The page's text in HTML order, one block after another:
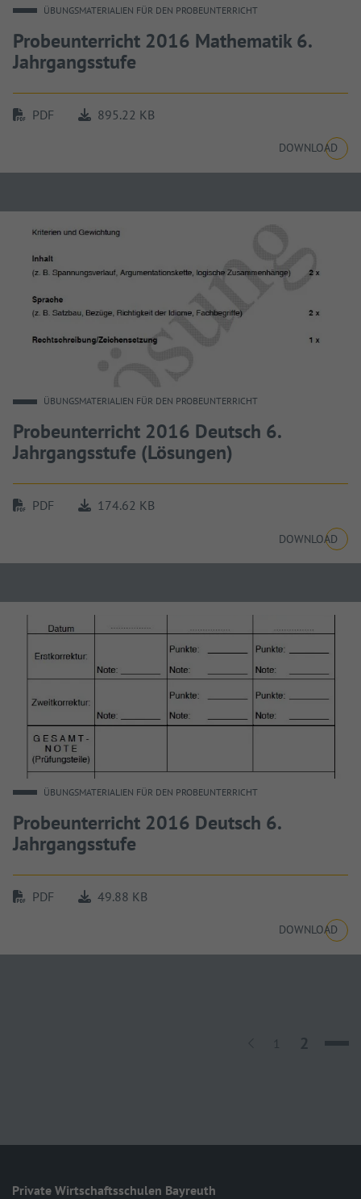
ÜBUNGSMATERIALIEN FÜR DEN PROBEUNTERRICHT
Probeunterricht 2016 Mathematik 6.
Jahrgangsstufe
PDF 895.22 KB
DOWNLOAD
ÜBUNGSMATERIALIEN FÜR DEN PROBEUNTERRICHT
Probeunterricht 2016 Deutsch 6.
Jahrgangsstufe (Lösungen)
PDF 174.62 KB
DOWNLOAD
ÜBUNGSMATERIALIEN FÜR DEN PROBEUNTERRICHT
Probeunterricht 2016 Deutsch 6.
Jahrgangsstufe
PDF 49.88 KB
DOWNLOAD
ZurückSeite
1 Seite
2
Private Wirt­schafts­schulen Bayreuth